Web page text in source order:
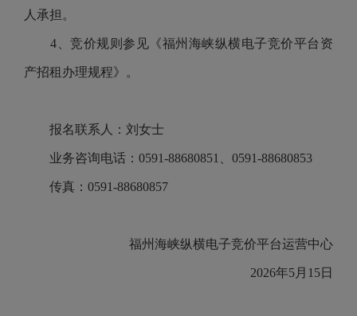
人承担。
4、竞价规则参见 《福州海峡纵横电子竞价平台资
产招租办理规程》 。
报名联系人：刘女士
业务咨询电话： 0591-88680851、0591-88680853
传真： 0591-88680857
福州海峡纵横电子竞价平台运营中心
2026年5月15日